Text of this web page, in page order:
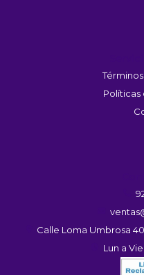
Calle Loma Umbrosa
Lun a